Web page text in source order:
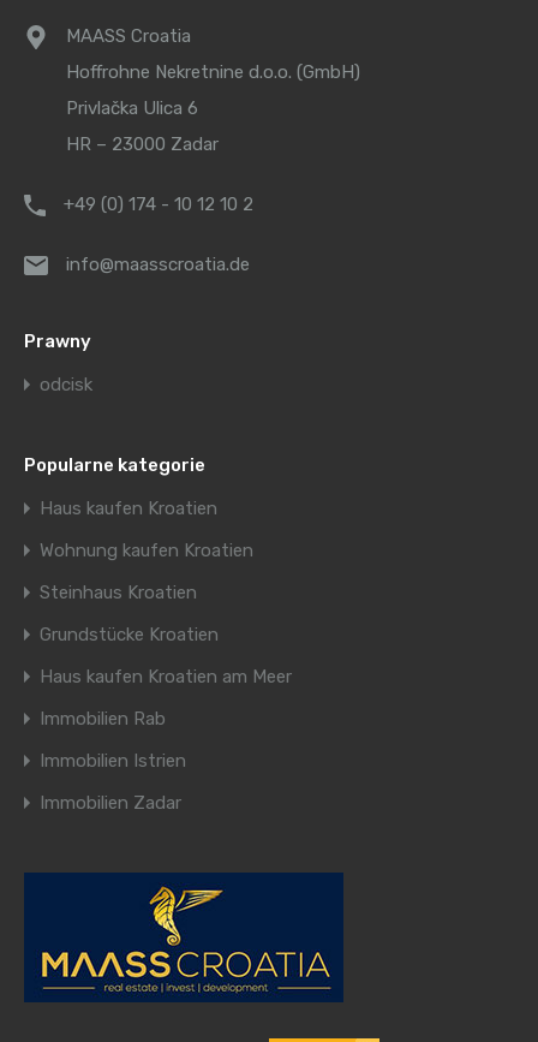
MAASS Croatia
Hoffrohne Nekretnine d.o.o. (GmbH)
Privlačka Ulica 6
HR – 23000 Zadar
+49 (0) 174 - 10 12 10 2
info@maasscroatia.de
Prawny
odcisk
Popularne kategorie
Haus kaufen Kroatien
Wohnung kaufen Kroatien
Steinhaus Kroatien
Grundstücke Kroatien
Haus kaufen Kroatien am Meer
Immobilien Rab
Immobilien Istrien
Immobilien Zadar